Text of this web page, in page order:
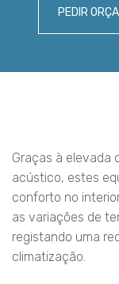
PEDIR
Graças à elevada
acústico, estes
conforto no
as variações de
registando uma
climatização.